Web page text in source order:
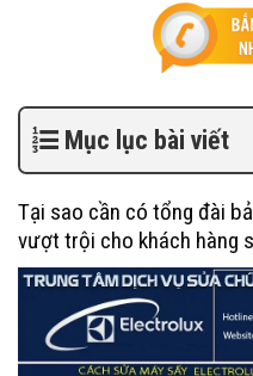
Mục lục bài viết
Tại sao cần có tổng đài
vượt trội cho khách hàng